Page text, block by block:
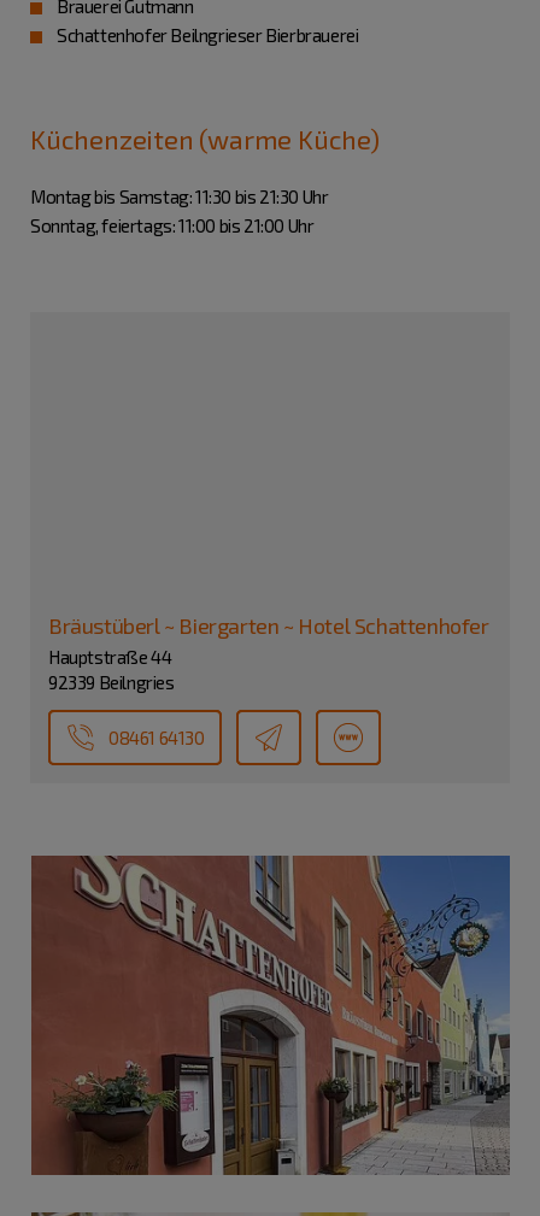
Brauerei Gutmann
Schattenhofer Beilngrieser Bierbrauerei
Küchenzeiten (warme Küche)
Montag bis Samstag: 11:30 bis 21:30 Uhr
Sonntag, feiertags: 11:00 bis 21:00 Uhr
Bräustüberl ~ Biergarten ~ Hotel Schattenhofer
Hauptstraße 44
92339 Beilngries
08461 64130